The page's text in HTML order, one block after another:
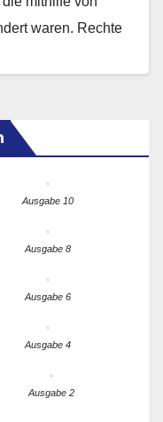
waren. Rechte
Ausgabe 10
Ausgabe 8
Ausgabe 6
Ausgabe 4
Ausgabe 2